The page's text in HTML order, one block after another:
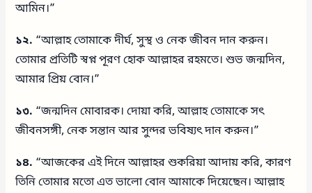
আমিন।”
১২. “আল্লাহ তোমাকে দীর্ঘ, সুস্থ ও নেক জীবন দান করুন।
তোমার প্রতিটি স্বপ্ন পূরণ হোক আল্লাহর রহমতে। শুভ জন্মদিন,
আমার প্রিয় বোন।”
১৩. “জন্মদিন মোবারক। দোয়া করি, আল্লাহ তোমাকে সৎ
জীবনসঙ্গী, নেক সন্তান আর সুন্দর ভবিষ্যৎ দান করুন।”
১৪. “আজকের এই দিনে আল্লাহর শুকরিয়া আদায় করি, কারণ
তিনি তোমার মতো এত ভালো বোন আমাকে দিয়েছেন। আল্লাহ